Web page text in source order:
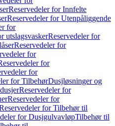
Reservedeler for Innfelte
Reservedeler for Utenpåliggende
for
utslagsvaskerReservedeler for
Reservedeler for
for
for
for
for TilbehørDusjløsninger og
Reservedeler for
Reservedeler for
for Tilbehør til
for DusjgulvavløpTilbehør til